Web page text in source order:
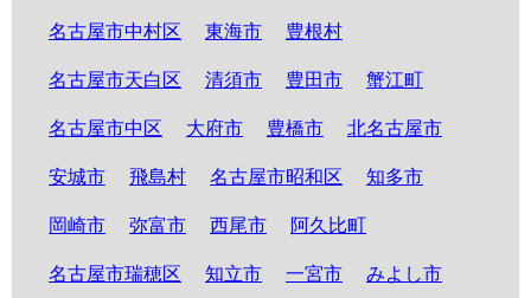
名古屋市中村区 東海市 豊根村
名古屋市天白区 清須市 豊田市 蟹江町
名古屋市中区 大府市 豊橋市 北名古屋市
安城市 飛島村 名古屋市昭和区 知多市
岡崎市 弥富市 西尾市 阿久比町
名古屋市瑞穂区 知立市 一宮市 みよし市